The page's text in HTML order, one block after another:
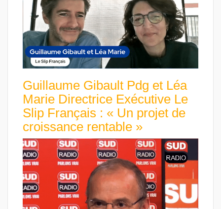
Guillaume Gibault Pdg et Léa
Marie Directrice Exécutive Le
Slip Français : « Un projet de
croissance rentable »